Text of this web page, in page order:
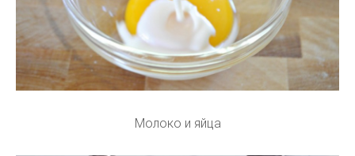
Молоко и яйца